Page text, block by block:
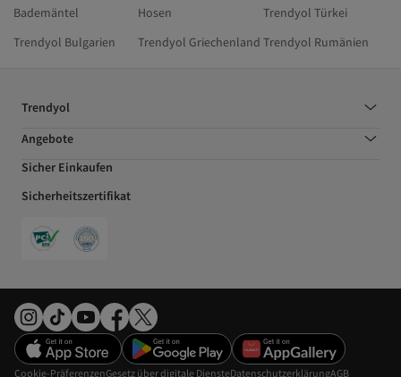
Bademäntel
Hosen
Trendyol Türkei
Trendyol Bulgarien
Trendyol Griechenland Trendyol Rumänien
Trendyol
Angebote
Sicher Einkaufen
Sicherheitszertifikat
Cookie-PräferenzenGesetz über digitale DiensteDatenschutzerklärungAGB